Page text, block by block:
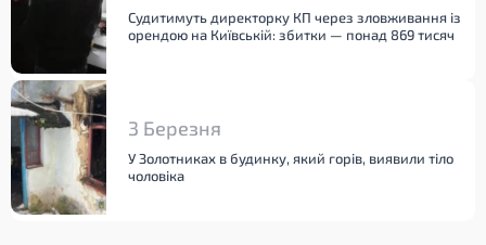
Судитимуть директорку КП через зловживання із
орендою на Київській: збитки — понад 869 тисяч
3 Березня
У Золотниках в будинку, який горів, виявили тіло
чоловіка